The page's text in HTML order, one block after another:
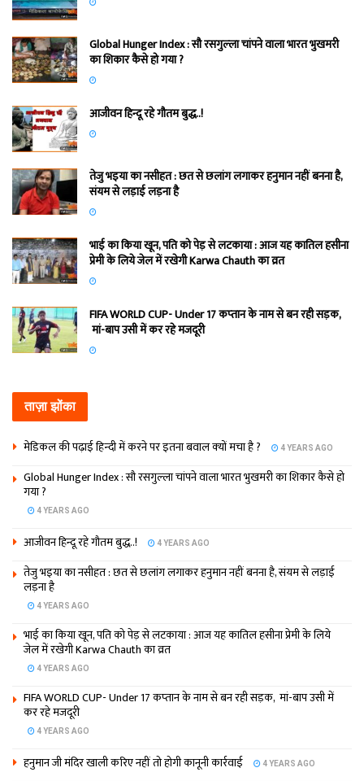
Global Hunger Index : सौ रसगुल्‍ला चांपने वाला भारत भुखमरी
का शिकार कैसे हो गया ?
आजीवन हिन्दू रहे गौतम बुद्ध..!
तेजु भइया का नसीहत : छत से छलांग लगाकर हनुमान नहीं बनना है,
संयम से लड़ाई लड़ना है
भाई का किया खून, पति को पेड़ से लटकाया : आज यह कातिल हसीना
प्रेमी के लिये जेल में रखेगी Karwa Chauth का व्रत
FIFA WORLD CUP- Under 17 कप्‍तान के नाम से बन रही सड़क,
मां-बाप उसी में कर रहे मजदूरी
ताज़ा झोंका
मेडिकल की पढ़ाई हिन्‍दी में करने पर इतना बवाल क्‍यों मचा है ? 4 YEARS AGO
Global Hunger Index : सौ रसगुल्‍ला चांपने वाला भारत भुखमरी का शिकार कैसे हो
गया ?
4 YEARS AGO
आजीवन हिन्दू रहे गौतम बुद्ध..! 4 YEARS AGO
तेजु भइया का नसीहत : छत से छलांग लगाकर हनुमान नहीं बनना है, संयम से लड़ाई
लड़ना है
4 YEARS AGO
भाई का किया खून, पति को पेड़ से लटकाया : आज यह कातिल हसीना प्रेमी के लिये
जेल में रखेगी Karwa Chauth का व्रत
4 YEARS AGO
FIFA WORLD CUP- Under 17 कप्‍तान के नाम से बन रही सड़क, मां-बाप उसी में
कर रहे मजदूरी
4 YEARS AGO
हनुमान जी मंदिर खाली करिए नहीं तो होगी कानूनी कार्रवाई 4 YEARS AGO